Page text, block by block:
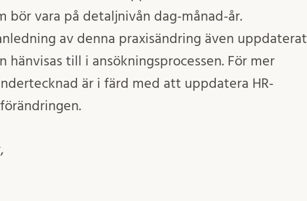
bör vara på detaljnivån dag-månad-år.
av denna praxisändring även uppdaterat
hänvisas till i ansökningsprocessen. För mer
är i färd med att uppdatera HR-